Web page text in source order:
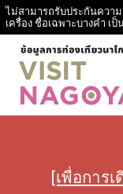
ไม่สามารถรับประกันควา
เครื่อง ชื่อเฉพาะบางคำ เ
[เพื่อการ